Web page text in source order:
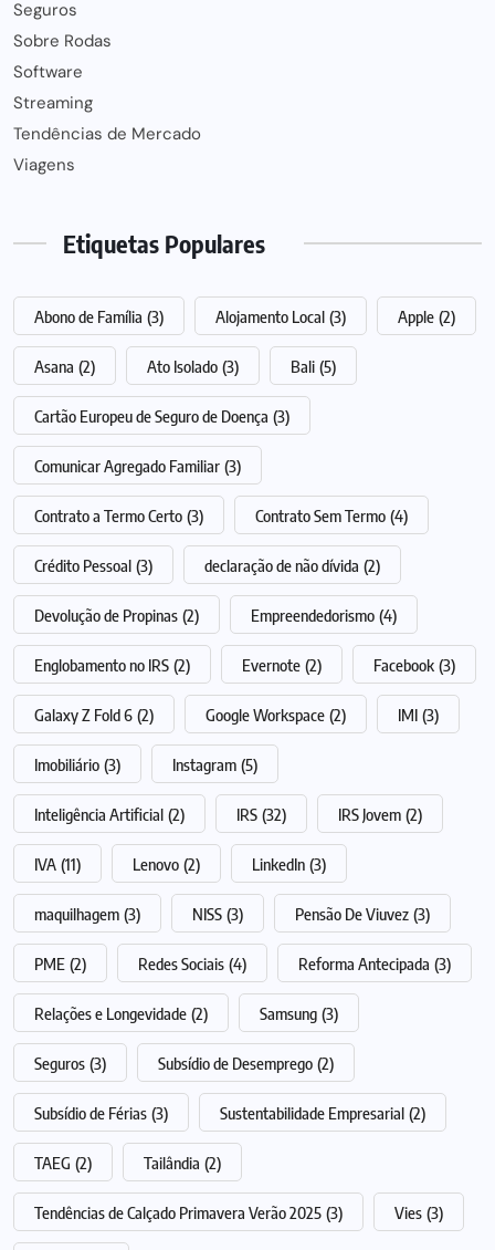
Seguros
Sobre Rodas
Software
Streaming
Tendências de Mercado
Viagens
Etiquetas Populares
Abono de Família (3) Alojamento Local (3) Apple (2)
Asana (2) Ato Isolado (3) Bali (5)
Cartão Europeu de Seguro de Doença (3)
Comunicar Agregado Familiar (3)
Contrato a Termo Certo (3) Contrato Sem Termo (4)
Crédito Pessoal (3) declaração de não dívida (2)
Devolução de Propinas (2) Empreendedorismo (4)
Englobamento no IRS (2) Evernote (2) Facebook (3)
Galaxy Z Fold 6 (2) Google Workspace (2) IMI (3)
Imobiliário (3) Instagram (5)
Inteligência Artificial (2) IRS (32) IRS Jovem (2)
IVA (11) Lenovo (2) LinkedIn (3)
maquilhagem (3) NISS (3) Pensão De Viuvez (3)
PME (2) Redes Sociais (4) Reforma Antecipada (3)
Relações e Longevidade (2) Samsung (3)
Seguros (3) Subsídio de Desemprego (2)
Subsídio de Férias (3) Sustentabilidade Empresarial (2)
TAEG (2) Tailândia (2)
Tendências de Calçado Primavera Verão 2025 (3) Vies (3)